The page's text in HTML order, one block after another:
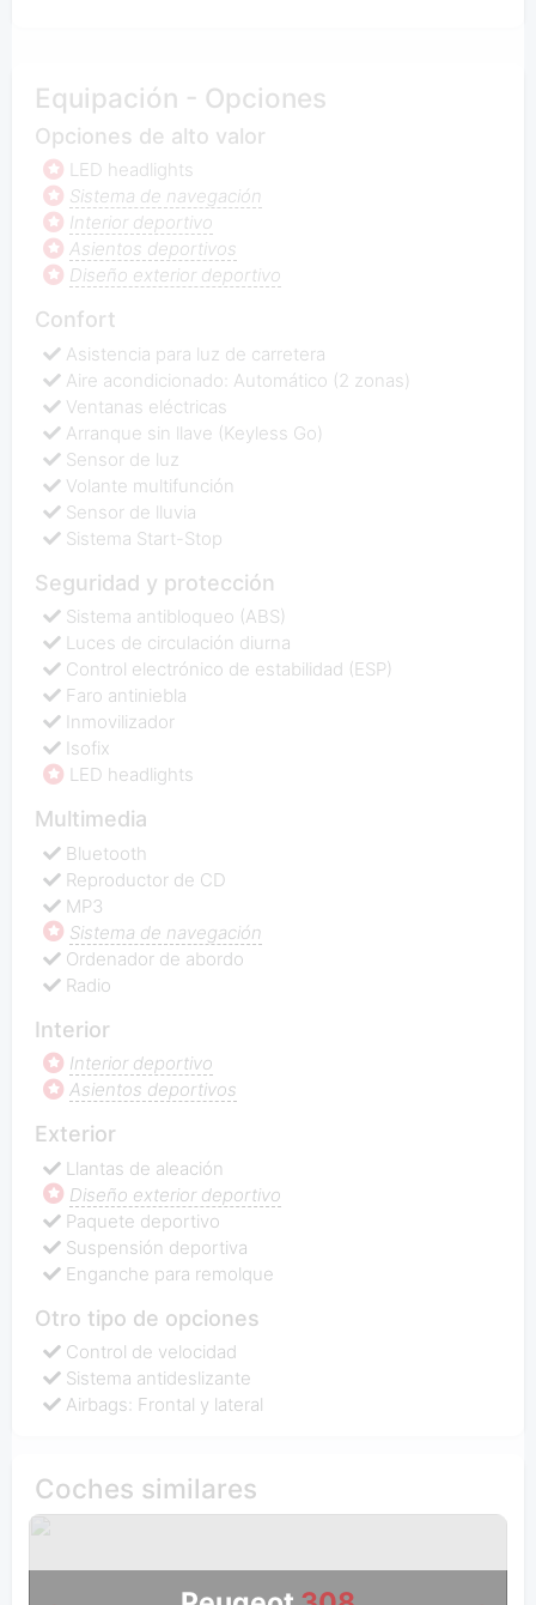
Equipación - Opciones
Opciones de alto valor
LED headlights
Sistema de navegación
Interior deportivo
Asientos deportivos
Diseño exterior deportivo
Confort
Asistencia para luz de carretera
Aire acondicionado: Automático (2 zonas)
Ventanas eléctricas
Arranque sin llave (Keyless Go)
Sensor de luz
Volante multifunción
Sensor de lluvia
Sistema Start-Stop
Seguridad y protección
Sistema antibloqueo (ABS)
Luces de circulación diurna
Control electrónico de estabilidad (ESP)
Faro antiniebla
Inmovilizador
Isofix
LED headlights
Multimedia
Bluetooth
Reproductor de CD
MP3
Sistema de navegación
Ordenador de abordo
Radio
Interior
Interior deportivo
Asientos deportivos
Exterior
Llantas de aleación
Diseño exterior deportivo
Paquete deportivo
Suspensión deportiva
Enganche para remolque
Otro tipo de opciones
Control de velocidad
Sistema antideslizante
Airbags: Frontal y lateral
Coches similares